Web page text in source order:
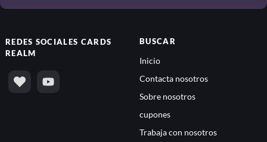
REDES SOCIALES CARDS
REALM
BUSCAR
Inicio
Contacta nosotros
Sobre nosotros
cupones
Trabaja con nosotros